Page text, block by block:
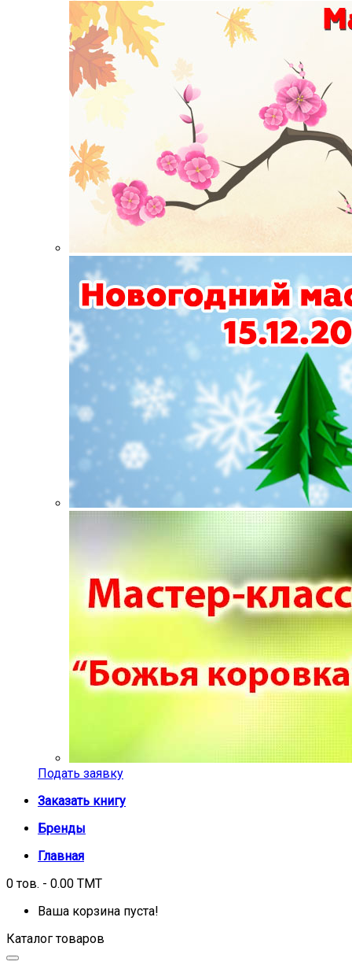
Подать заявку
Заказать книгу
Бренды
Главная
0 тов. - 0.00 TMT
Ваша корзина пуста!
Каталог товаров